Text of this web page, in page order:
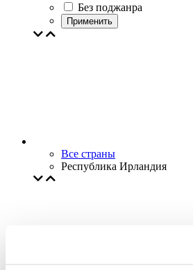
Без поджанра
Применить
Все страны
Республика Ирландия